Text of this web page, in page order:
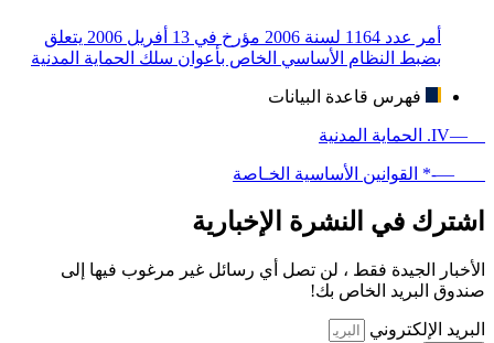
أمر عدد 1164 لسنة 2006 مؤرخ في 13 أفريل 2006 يتعلق
بضبط النظام الأساسي الخاص بأعوان سلك الحماية المدنية
فهرس قاعدة البيانات
—IV. الحماية المدنية
—-* القوانين الأساسية الخـاصة
اشترك في النشرة الإخبارية
الأخبار الجيدة فقط ، لن تصل أي رسائل غير مرغوب فيها إلى
صندوق البريد الخاص بك!
البريد الإلكتروني